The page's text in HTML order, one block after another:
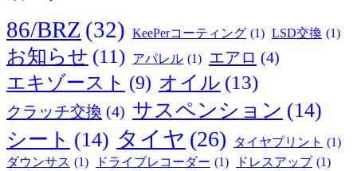
86/BRZ (32) KeePerコーティング (1) LSD交換 (1)
お知らせ (11) アパレル (1) エアロ (4)
エキゾースト (9) オイル (13)
クラッチ交換 (4) サスペンション (14)
シート (14) タイヤ (26) タイヤプリント (1)
ダウンサス (1) ドライブレコーダー (1) ドレスアップ (1)